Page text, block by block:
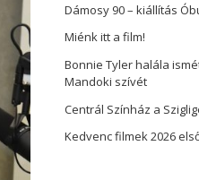
Dámosy 90 – kiállítás
Miénk itt a film!
Bonnie Tyler halála
Mandoki szívét
Centrál Színház a
Kedvenc filmek 2026